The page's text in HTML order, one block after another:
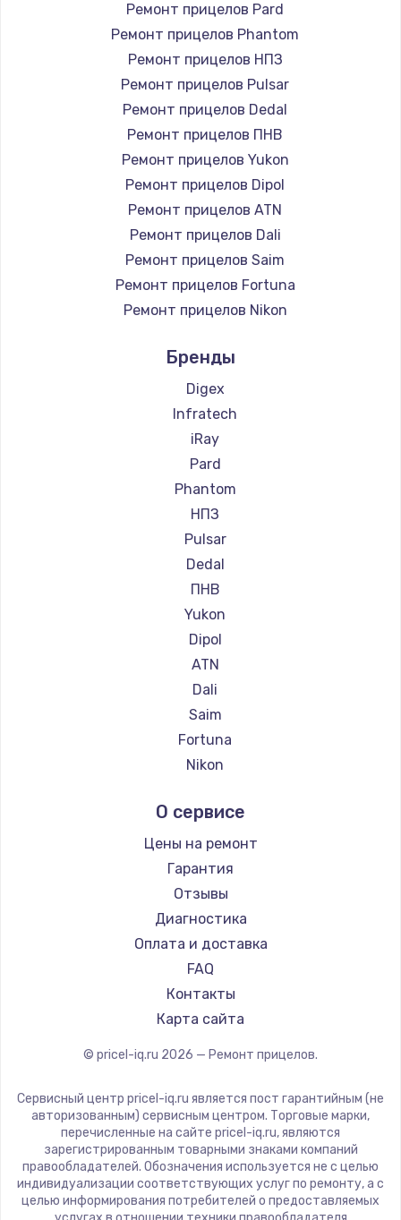
Ремонт прицелов Pard
Ремонт прицелов Phantom
Ремонт прицелов НПЗ
Ремонт прицелов Pulsar
Ремонт прицелов Dedal
Ремонт прицелов ПНВ
Ремонт прицелов Yukon
Ремонт прицелов Dipol
Ремонт прицелов ATN
Ремонт прицелов Dali
Ремонт прицелов Saim
Ремонт прицелов Fortuna
Ремонт прицелов Nikon
Ремонт прицелов Artelv
Ремонт прицелов Hakko
Ремонт прицелов HALES
Ремонт прицелов Leica
Ремонт прицелов Vector Optics
Ремонт прицелов Carl Zeiss
Ремонт прицелов Zeiss
Ремонт прицелов AGM Global Vision
Ремонт прицелов Pilad
Ремонт прицелов Arkon
Ремонт прицелов ANYSMART
Ремонт прицелов FLIR
Ремонт прицелов Venox
Ремонт прицелов Holosun
Ремонт прицелов MAKdot
Ремонт прицелов Hikmicro
Ремонт прицелов IWT
Ремонт прицелов NNPO
Ремонт прицелов Taigan
Ремонт прицелов Thermal Scope
Ремонт прицелов ConoTech
Ремонт прицелов Легат
Ремонт прицелов Athlon
Бренды
Digex
Infratech
iRay
Pard
Phantom
НПЗ
Pulsar
Dedal
ПНВ
Yukon
Dipol
ATN
Dali
Saim
Fortuna
Nikon
Artelv
Hakko
HALES
Leica
Vector Optics
Carl Zeiss
Zeiss
AGM Global Vision
Pilad
Venox
Holosun
MAKdot
Hikmicro
IWT
О сервисе
Цены на ремонт
Гарантия
Отзывы
Диагностика
Оплата и доставка
FAQ
Контакты
Карта сайта
© pricel-iq.ru 2026 — Ремонт прицелов.
Сервисный центр pricel-iq.ru является пост гарантийным (не
авторизованным) сервисным центром. Торговые марки,
перечисленные на сайте pricel-iq.ru, являются
зарегистрированным товарными знаками компаний
правообладателей. Обозначения используется не с целью
индивидуализации соответствующих услуг по ремонту, а с
целью информирования потребителей о предоставляемых